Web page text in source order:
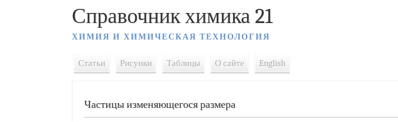
Справочник химика 21
ХИМИЯ И ХИМИЧЕСКАЯ ТЕХНОЛОГИЯ
Статьи Рисунки Таблицы О сайте English
Частицы изменяющегося размера